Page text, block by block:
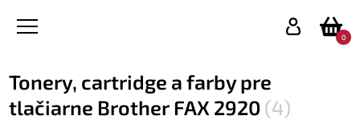
0
Tonery, cartridge a farby pre
tlačiarne Brother FAX 2920 (4)